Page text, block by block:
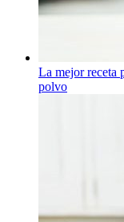
La mejor receta
polvo